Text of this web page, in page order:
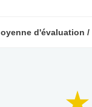
d'évaluation /